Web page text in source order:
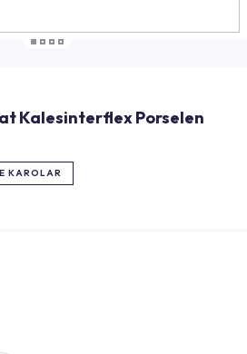
Kalesinterflex Porselen
KAROLAR